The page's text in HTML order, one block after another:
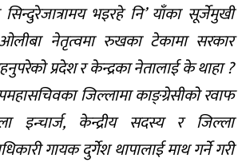
भइरहे नि’ याँका सूर्जेमुखी
नेतृत्वमा रुखका टेकामा सरकार
प्रदेश र केन्द्रका नेतालाई के थाहा ?
जिल्लामा काङ्ग्रेसीको रवाफ
इन्चार्ज, केन्द्रीय सदस्य र जिल्ला
गायक दुर्गेश थापालाई माथ गर्ने गरी